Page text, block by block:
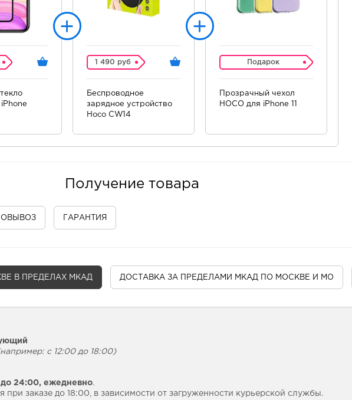
1 490 руб
Беспроводное
зарядное устройство
Hoco CW14
Подарок
Прозрачный чехол
HOCO для iPhone 11
Получение товара
ГАРАНТИЯ
В ПРЕДЕЛАХ МКАД ДОСТАВКА ЗА ПРЕДЕЛАМИ МКАД ПО МОСКВЕ И МО
с 12:00 до 18:00)
24:00, ежедневно.
заказе до 18:00, в зависимости от загруженности курьерской службы.